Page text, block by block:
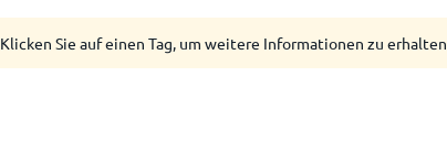
Klicken Sie auf einen Tag, um weitere Informationen zu erhalten